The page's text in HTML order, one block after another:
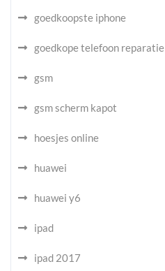
goedkoopste iphone
goedkope telefoon reparatie
gsm
gsm scherm kapot
hoesjes online
huawei
huawei y6
ipad
ipad 2017